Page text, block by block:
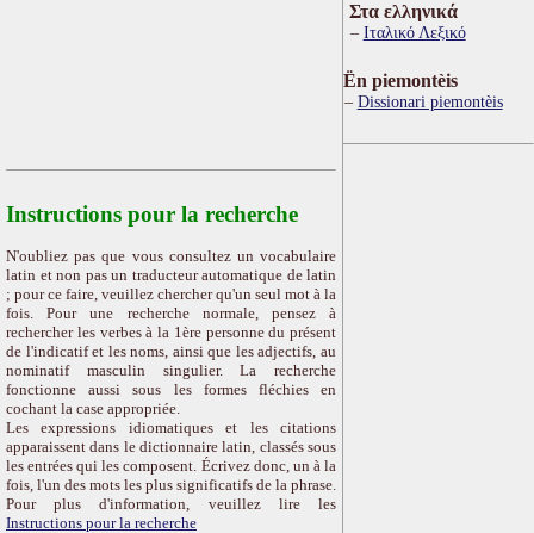
Instructions pour la recherche
N'oubliez pas que vous consultez un vocabulaire
latin et non pas un traducteur automatique de latin
; pour ce faire, veuillez chercher qu'un seul mot à la
fois. Pour une recherche normale, pensez à
rechercher les verbes à la 1ère personne du présent
de l'indicatif et les noms, ainsi que les adjectifs, au
nominatif masculin singulier. La recherche
fonctionne aussi sous les formes fléchies en
cochant la case appropriée.
Les expressions idiomatiques et les citations
apparaissent dans le dictionnaire latin, classés sous
les entrées qui les composent. Écrivez donc, un à la
fois, l'un des mots les plus significatifs de la phrase.
Pour plus d'information, veuillez lire les
Instructions pour la recherche
Στα ελληνικά
Ιταλικό Λεξικό
Ën piemontèis
Dissionari piemontèis